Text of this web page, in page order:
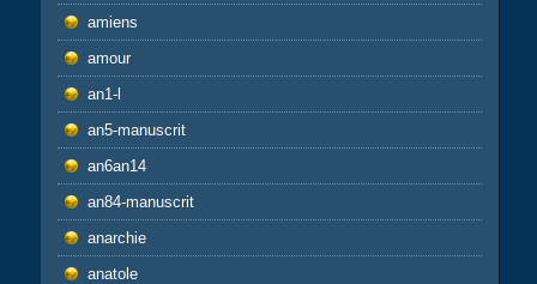
amiens
amour
an1-l
an5-manuscrit
an6an14
an84-manuscrit
anarchie
anatole